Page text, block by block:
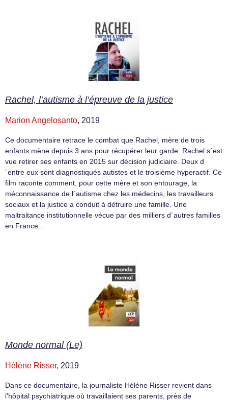
Rachel, l’autisme à l’épreuve de la justice
Marion Angelosanto, 2019
Ce documentaire retrace le combat que Rachel, mère de trois
enfants mène depuis 3 ans pour récupérer leur garde. Rachel s´est
vue retirer ses enfants en 2015 sur décision judiciaire. Deux d
´entre eux sont diagnostiqués autistes et le troisième hyperactif. Ce
film raconte comment, pour cette mère et son entourage, la
méconnaissance de l´autisme chez les médecins, les travailleurs
sociaux et la justice a conduit à détruire une famille. Une
maltraitance institutionnelle vécue par des milliers d´autres familles
en France…
Monde normal (Le)
Hélène Risser, 2019
Dans ce documentaire, la journaliste Hélène Risser revient dans
l’hôpital psychiatrique où travaillaient ses parents, près de